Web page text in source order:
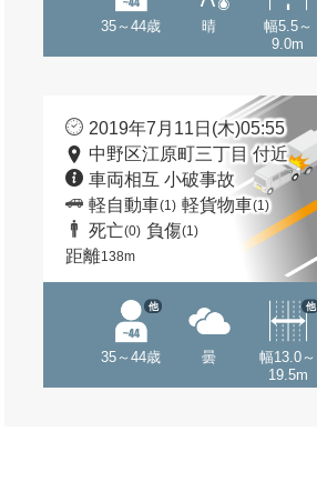
35～44歳 晴
幅5.5～
9.0m
2019年7月11日(木)05:55
中野区江原町三丁目 付近
車両相互 小破事故
軽自動車(1) 軽貨物車(1)
死亡(0) 負傷(1)
距離138m
35～44歳
他
曇
幅13.0～
19.5m
他